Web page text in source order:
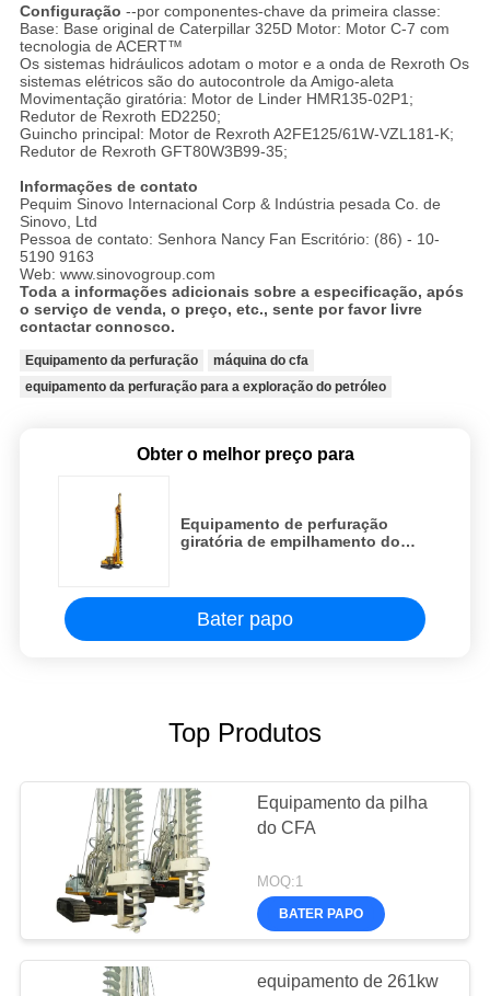
Configuração --por componentes-chave da primeira classe:
Base: Base original de Caterpillar 325DMotor: Motor C-7 com
tecnologia de ACERT™
Os sistemas hidráulicos adotam o motor e a onda de Rexroth Os
sistemas elétricos são do autocontrole da Amigo-aleta
Movimentação giratória: Motor de Linder HMR135-02P1;
Redutor de Rexroth ED2250;
Guincho principal: Motor de Rexroth A2FE125/61W-VZL181-K;
Redutor de Rexroth GFT80W3B99-35;
Informações de contato
Pequim Sinovo Internacional Corp & Indústria pesada Co. de
Sinovo, Ltd
Pessoa de contato: Senhora Nancy Fan Escritório: (86) - 10-
5190 9163
Web: www.sinovogroup.com
Toda a informações adicionais sobre a especificação, após
o serviço de venda, o preço, etc., sente por favor livre
contactar connosco.
Equipamento da perfuração
máquina do cfa
equipamento da perfuração para a exploração do petróleo
Obter o melhor preço para
Equipamento de perfuração
giratória de empilhamento do
251HP 187KW
Bater papo
Top Produtos
Equipamento da pilha
do CFA
MOQ:1
BATER PAPO
equipamento de 261kw